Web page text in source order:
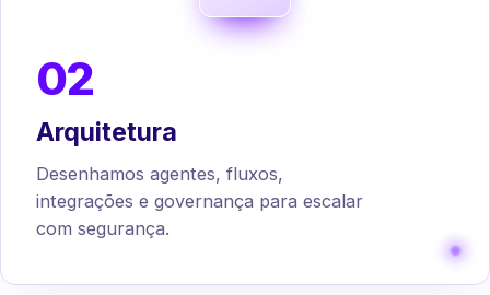
02
Arquitetura
Desenhamos agentes, fluxos,
integrações e governança para escalar
com segurança.